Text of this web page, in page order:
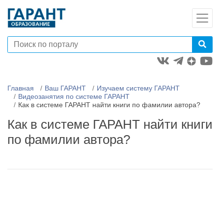
Главная Ваш ГАРАНТ
Изучаем систему ГАРАНТ
Видеозанятия по системе ГАРАНТ
Как в системе ГАРАНТ найти книги по фамилии автора?
Как в системе ГАРАНТ найти книги
по фамилии автора?